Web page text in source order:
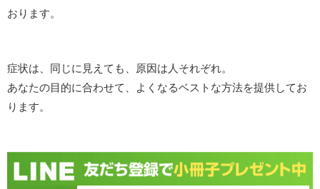
おります。
症状は、同じに見えても、原因は人それぞれ。
あなたの目的に合わせて、よくなるベストな方法を提供してお
ります。